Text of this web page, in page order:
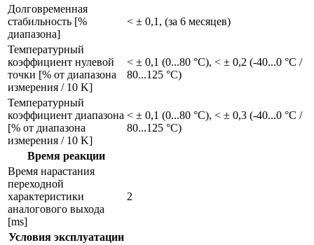
Долговременная
стабильность [%
диапазона]
< ± 0,1, (за 6 месяцев)
Температурный
коэффициент нулевой
точки [% от диапазона
измерения / 10 K]
< ± 0,1 (0...80 °C), < ± 0,2 (-40...0 °C /
80...125 °C)
Температурный
коэффициент диапазона
[% от диапазона
измерения / 10 K]
< ± 0,1 (0...80 °C), < ± 0,3 (-40...0 °C /
80...125 °C)
Время реакции
Время нарастания
переходной
характеристики
аналогового выхода
[ms]
2
Условия эксплуатации